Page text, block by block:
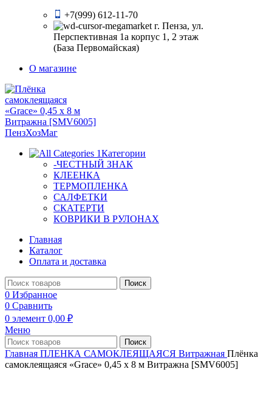
+7(999) 612-11-70
г. Пенза, ул.
Перспективная 1а корпус 1, 2 этаж
(База Первомайская)
О магазине
Категории
-ЧЕСТНЫЙ ЗНАК
КЛЕЕНКА
ТЕРМОПЛЕНКА
САЛФЕТКИ
СКАТЕРТИ
КОВРИКИ В РУЛОНАХ
Главная
Каталог
Оплата и доставка
Поиск
0 Избранное
0 Сравнить
0 элемент 0,00 ₽
Меню
Поиск
Главная ПЛЕНКА САМОКЛЕЯЩАЯСЯ Витражная Плёнка
самоклеящаяся «Grace» 0,45 х 8 м Витражна [SMV6005]